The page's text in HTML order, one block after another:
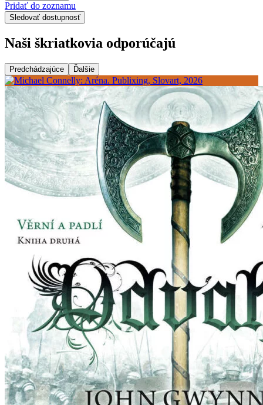
Pridať do zoznamu
Sledovať dostupnosť
Naši škriatkovia odporúčajú
Predchádzajúce Ďalšie